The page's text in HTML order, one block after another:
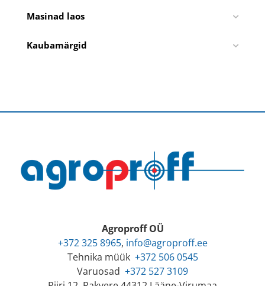
Masinad laos
Kaubamärgid
Agroproff OÜ
+372 325 8965, info@agroproff.ee
Tehnika müük +372 506 0545
Varuosad +372 527 3109